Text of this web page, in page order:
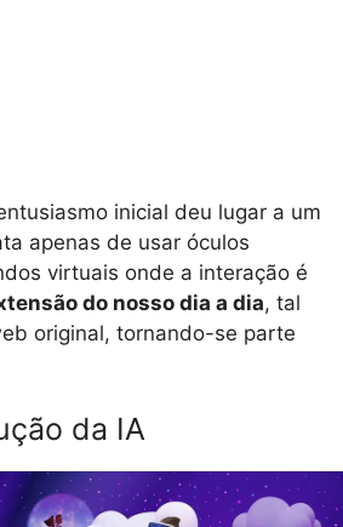
inicial deu lugar a um
apenas de usar óculos
virtuais onde a interação é
do nosso dia a dia, tal
original, tornando-se parte
da IA